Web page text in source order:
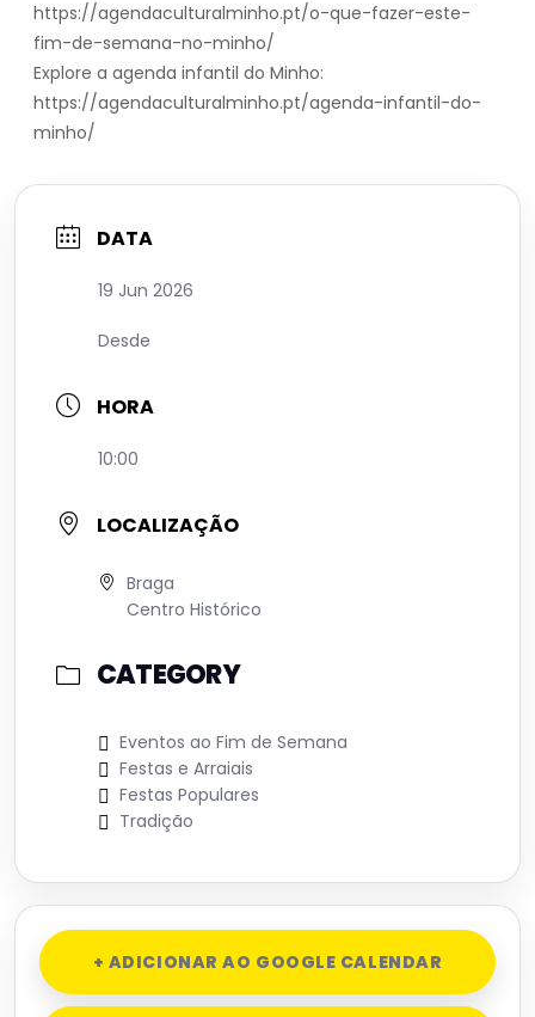
https://agendaculturalminho.pt/o-que-fazer-este-
fim-de-semana-no-minho/
Explore a agenda infantil do Minho:
https://agendaculturalminho.pt/agenda-infantil-do-
minho/
DATA
19 Jun 2026
Desde
HORA
10:00
LOCALIZAÇÃO
Braga
Centro Histórico
CATEGORY
Eventos ao Fim de Semana
Festas e Arraiais
Festas Populares
Tradição
+ ADICIONAR AO GOOGLE CALENDAR